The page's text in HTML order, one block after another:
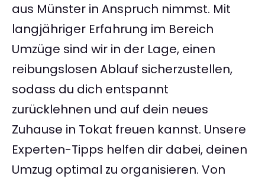
aus Münster in Anspruch nimmst. Mit
langjähriger Erfahrung im Bereich
Umzüge sind wir in der Lage, einen
reibungslosen Ablauf sicherzustellen,
sodass du dich entspannt
zurücklehnen und auf dein neues
Zuhause in Tokat freuen kannst. Unsere
Experten-Tipps helfen dir dabei, deinen
Umzug optimal zu organisieren. Von